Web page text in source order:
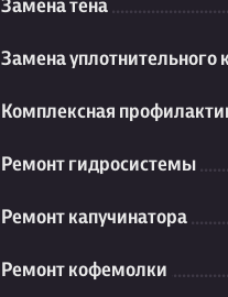
Замена тена
Замена уплотнительного
Комплексная
Ремонт гидросистемы
Ремонт капучинатора
Ремонт кофемолки